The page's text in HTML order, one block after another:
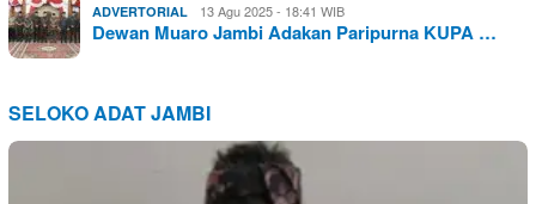
ADVERTORIAL 13 Agu 2025 - 18:41 WIB
Dewan Muaro Jambi Adakan Paripurna KUPA …
SELOKO ADAT JAMBI